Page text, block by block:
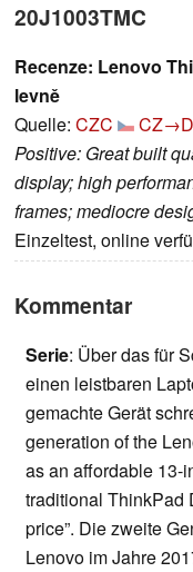
20J1003TMC
Recenze: Lenovo
levně
Quelle: CZC
Positive: Great built
display; high
frames; mediocre
Einzeltest, online
Kommentar
Serie: Über das für
einen leistbaren
gemachte Gerät
generation of the
as an affordable 13-
traditional ThinkPad
price”. Die zweite
Lenovo im Jahre